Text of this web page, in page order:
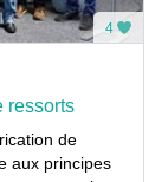
4
ressorts
de
aux principes